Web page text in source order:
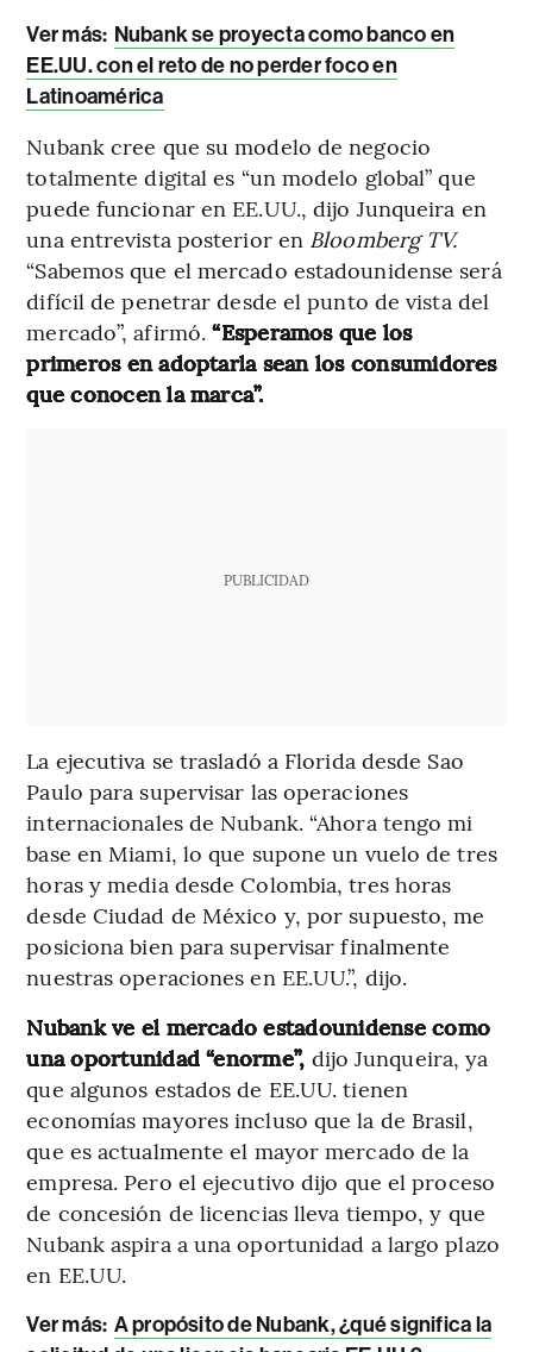
Ver más: Nubank se proyecta como banco en
EE.UU. con el reto de no perder foco en
Latinoamérica
Nubank cree que su modelo de negocio
totalmente digital es “un modelo global” que
puede funcionar en EE.UU., dijo Junqueira en
una entrevista posterior en Bloomberg TV.
“Sabemos que el mercado estadounidense será
difícil de penetrar desde el punto de vista del
mercado”, afirmó. “Esperamos que los
primeros en adoptarla sean los consumidores
que conocen la marca”.
PUBLICIDAD
La ejecutiva se trasladó a Florida desde Sao
Paulo para supervisar las operaciones
internacionales de Nubank. “Ahora tengo mi
base en Miami, lo que supone un vuelo de tres
horas y media desde Colombia, tres horas
desde Ciudad de México y, por supuesto, me
posiciona bien para supervisar finalmente
nuestras operaciones en EE.UU.”, dijo.
Nubank ve el mercado estadounidense como
una oportunidad “enorme”, dijo Junqueira, ya
que algunos estados de EE.UU. tienen
economías mayores incluso que la de Brasil,
que es actualmente el mayor mercado de la
empresa. Pero el ejecutivo dijo que el proceso
de concesión de licencias lleva tiempo, y que
Nubank aspira a una oportunidad a largo plazo
en EE.UU.
Ver más: A propósito de Nubank, ¿qué significa la